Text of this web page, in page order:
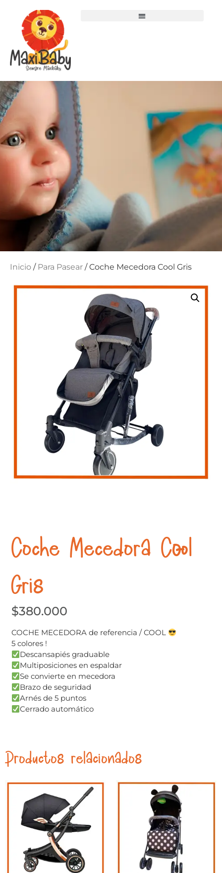
Inicio / Para Pasear / Coche Mecedora Cool Gris
Coche Mecedora Cool
Gris
$380.000
COCHE MECEDORA de referencia / COOL
5 colores !
Descansapiés graduable
Multiposiciones en espaldar
Se convierte en mecedora
Brazo de seguridad
Arnés de 5 puntos
Cerrado automático
Productos relacionados